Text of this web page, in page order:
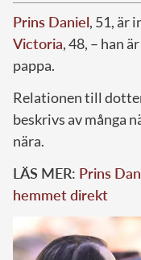
Prins Daniel, 51, är
Victoria, 48, – han
pappa.
Relationen till
beskrivs av många
nära.
LÄS MER: Prins
hemmet direkt